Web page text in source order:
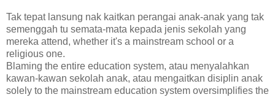
Tak tepat lansung nak kaitkan perangai anak-anak yang tak
semenggah tu semata-mata kepada jenis sekolah yang
mereka attend, whether it's a mainstream school or a
religious one.
Blaming the entire education system, atau menyalahkan
kawan-kawan sekolah anak, atau mengaitkan disiplin anak
solely to the mainstream education system oversimplifies the